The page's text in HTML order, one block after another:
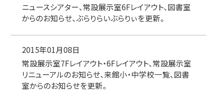
ニュースシアター、常設展示室6Fレイアウト、図書室
からのお知らせ、ぶらりらいぶらりぃを更新。
2015年01月08日
常設展示室7Fレイアウト・6Fレイアウト、常設展示室
リニューアルのお知らせ、来館小・中学校一覧、図書
室からのお知らせを更新。